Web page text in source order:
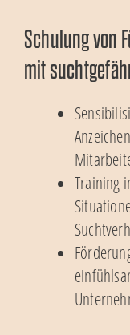
Schulung von
mit
Training